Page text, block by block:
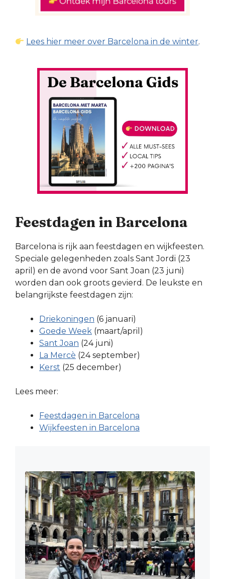
Lees hier meer over Barcelona in de winter.
Feestdagen in Barcelona
Barcelona is rijk aan feestdagen en wijkfeesten.
Speciale gelegenheden zoals Sant Jordi (23
april) en de avond voor Sant Joan (23 juni)
worden dan ook groots gevierd. De leukste en
belangrijkste feestdagen zijn:
Driekoningen (6 januari)
Goede Week (maart/april)
Sant Joan (24 juni)
La Mercè (24 september)
Kerst (25 december)
Lees meer:
Feestdagen in Barcelona
Wijkfeesten in Barcelona